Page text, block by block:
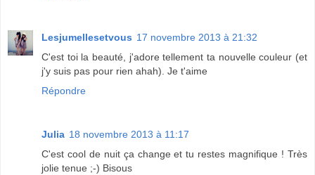
Lesjumellesetvous 17 novembre 2013 à 21:32
C'est toi la beauté, j'adore tellement ta nouvelle couleur (et
j'y suis pas pour rien ahah). Je t'aime
Répondre
Julia 18 novembre 2013 à 11:17
C'est cool de nuit ça change et tu restes magnifique ! Très
jolie tenue ;-) Bisous